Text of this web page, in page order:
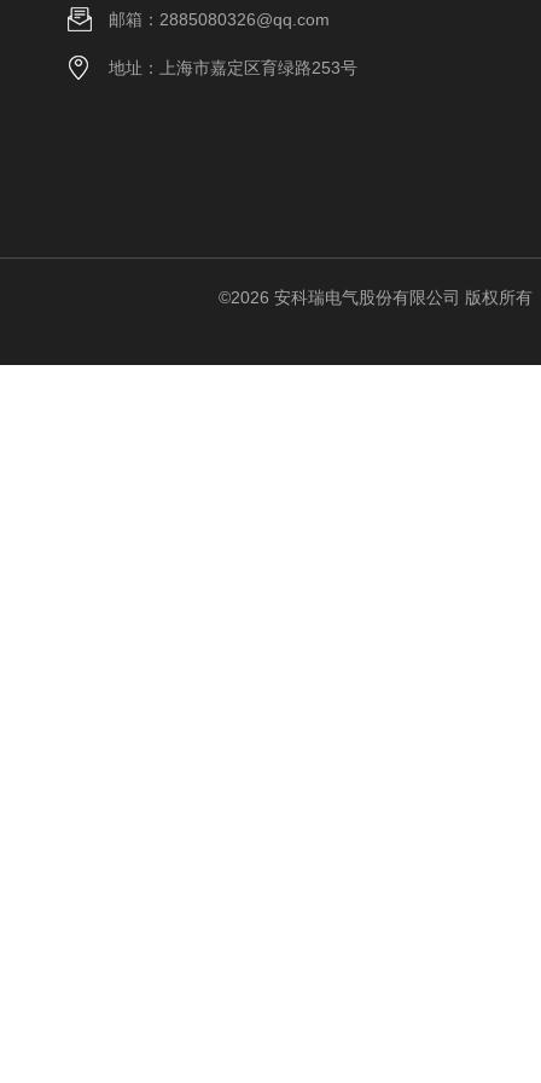
邮箱：2885080326@qq.com
地址：上海市嘉定区育绿路253号
©2026 安科瑞电气股份有限公司 版权所